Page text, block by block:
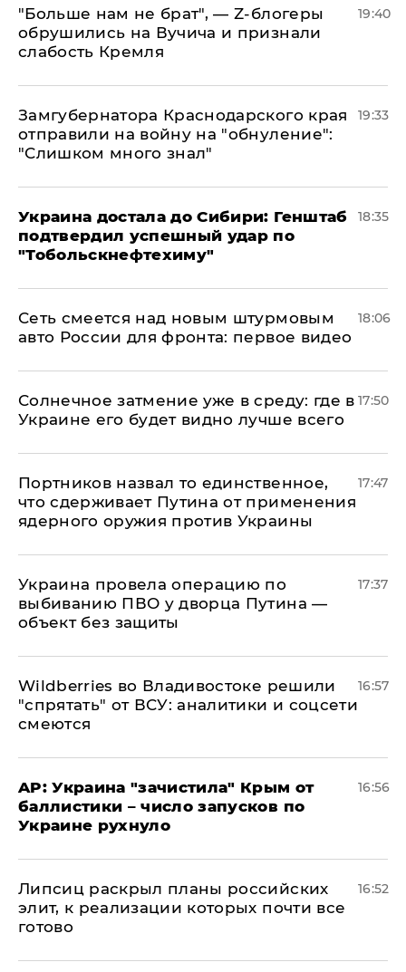
​"Больше нам не брат", — Z-блогеры
обрушились на Вучича и признали
слабость Кремля
19:40
Замгубернатора Краснодарского края
отправили на войну на "обнуление":
"Слишком много знал"
19:33
Украина достала до Сибири: Генштаб
подтвердил успешный удар по
"Тобольскнефтехиму"
18:35
Сеть смеется над новым штурмовым
авто России для фронта: первое видео
18:06
​Солнечное затмение уже в среду: где в
Украине его будет видно лучше всего
17:50
Портников назвал то единственное,
что сдерживает Путина от применения
ядерного оружия против Украины
17:47
Украина провела операцию по
выбиванию ПВО у дворца Путина —
объект без защиты
17:37
Wildberries во Владивостоке решили
"спрятать" от ВСУ: аналитики и соцсети
смеются
16:57
AP: Украина "зачистила" Крым от
баллистики – число запусков по
Украине рухнуло
16:56
Липсиц раскрыл планы российских
элит, к реализации которых почти все
готово
16:52